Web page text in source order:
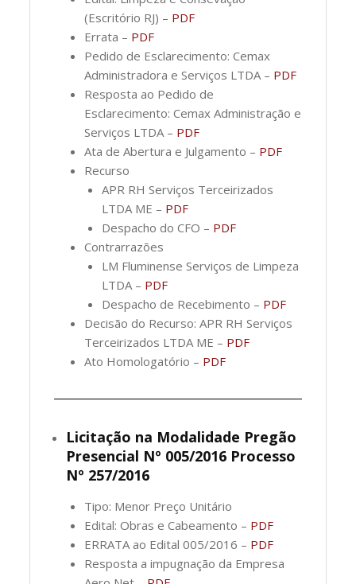
(Escritório RJ) – PDF
Errata – PDF
Pedido de Esclarecimento: Cemax
Administradora e Serviços LTDA – PDF
Resposta ao Pedido de
Esclarecimento: Cemax Administração e
Serviços LTDA – PDF
Ata de Abertura e Julgamento – PDF
Recurso
APR RH Serviços Terceirizados
LTDA ME – PDF
Despacho do CFO – PDF
Contrarrazões
LM Fluminense Serviços de Limpeza
LTDA – PDF
Despacho de Recebimento – PDF
Decisão do Recurso: APR RH Serviços
Terceirizados LTDA ME – PDF
Ato Homologatório – PDF
Licitação na Modalidade Pregão
Presencial Nº 005/2016 Processo
Nº 257/2016
Tipo: Menor Preço Unitário
Edital: Obras e Cabeamento – PDF
ERRATA ao Edital 005/2016 – PDF
Resposta a impugnação da Empresa